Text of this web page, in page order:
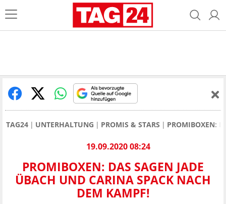
TAG24 UNTERHALTUNG PROMIS & STARS PROMIBOXEN:
19.09.2020 08:24
PROMIBOXEN: DAS SAGEN JADE
ÜBACH UND CARINA SPACK NACH
DEM KAMPF!